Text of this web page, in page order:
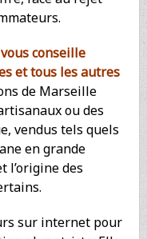
conseille
et tous les autres
de Marseille
ou des
vendus tels quels
en grande
l’origine des
sur internet pour